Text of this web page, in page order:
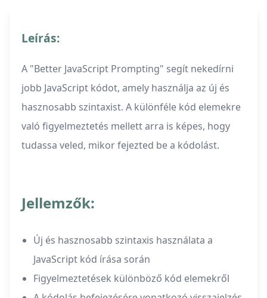
Leírás:
A "Better JavaScript Prompting" segít nekedírni
jobb JavaScript kódot, amely használja az új és
hasznosabb szintaxist. A különféle kód elemekre
való figyelmeztetés mellett arra is képes, hogy
tudassa veled, mikor fejezted be a kódolást.
Jellemzők:
Új és hasznosabb szintaxis használata a
JavaScript kód írása során
Figyelmeztetések különböző kód elemekről